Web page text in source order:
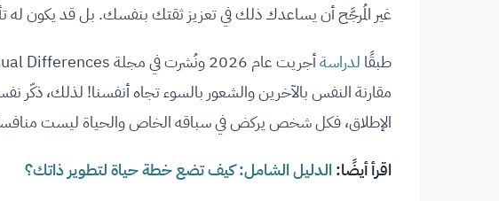
غير المُرجَّح أن يساعدك ذلك في تعزيز ثقتك بنفسك. بل قد يكون له
طبقًا لدراسة
مقارنة النفس بالآخرين والشعور بالسوء تجاه أنفسنا! لذلك، ذكّر
الإطلاق، فكل شخص يركض في سباقه الخاص والحياة ليست
اقرأ أيضًا: الدليل الشامل: كيف تضع خطة حياة لتطوير ذاتك؟